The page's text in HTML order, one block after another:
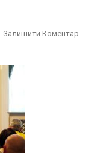
Залишити КоментарOn